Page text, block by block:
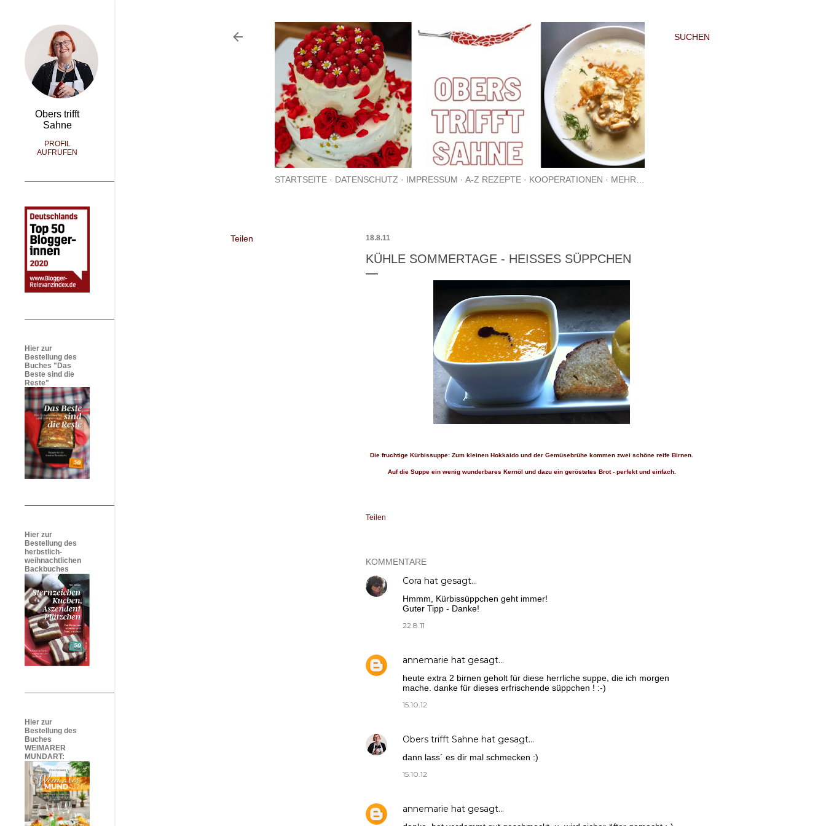
SUCHEN
STARTSEITE DATENSCHUTZ IMPRESSUM A-Z REZEPTE KOOPERATIONEN MEHR…
Teilen 18.8.11
KÜHLE SOMMERTAGE - HEISSES SÜPPCHEN
Die fruchtige Kürbissuppe: Zum kleinen Hokkaido und der Gemüsebrühe kommen zwei schöne reife Birnen.
Auf die Suppe ein wenig wunderbares Kernöl und dazu ein geröstetes Brot - perfekt und einfach.
Teilen
KOMMENTARE
Cora hat gesagt…
Hmmm, Kürbissüppchen geht immer!
Guter Tipp - Danke!
22.8.11
annemarie hat gesagt…
heute extra 2 birnen geholt für diese herrliche suppe, die ich morgen
mache. danke für dieses erfrischende süppchen ! :-)
15.10.12
Obers trifft Sahne hat gesagt…
dann lass´ es dir mal schmecken :)
15.10.12
annemarie hat gesagt…
Obers trifft
Sahne
PROFIL
AUFRUFEN
Hier zur
Bestellung des
Buches "Das
Beste sind die
Reste"
Hier zur
Bestellung des
herbstlich-
weihnachtlichen
Backbuches
Hier zur
Bestellung des
Buches
WEIMARER
MUNDART: